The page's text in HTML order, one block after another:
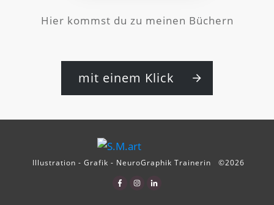
Hier kommst du zu meinen Büchern
mit einem Klick
Illustration - Grafik - NeuroGraphik Trainerin ©2026